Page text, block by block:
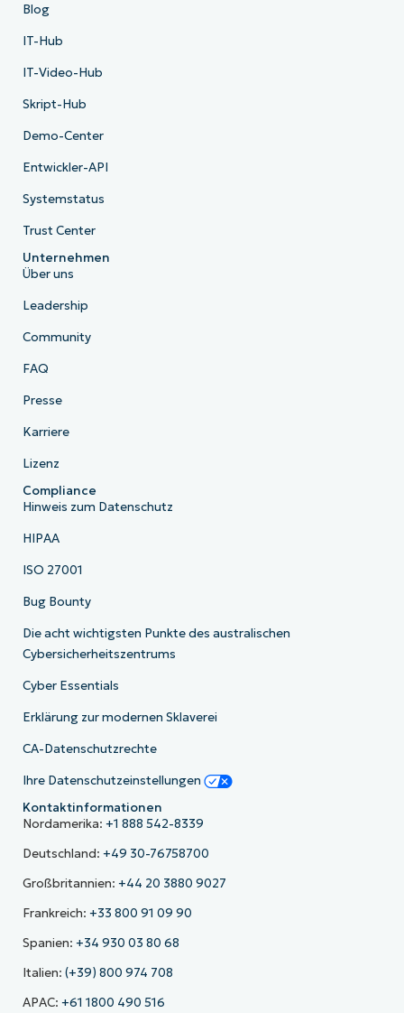
Blog
IT-Hub
IT-Video-Hub
Skript-Hub
Demo-Center
Entwickler-API
Systemstatus
Trust Center
Unternehmen
Über uns
Leadership
Community
FAQ
Presse
Karriere
Lizenz
Compliance
Hinweis zum Datenschutz
HIPAA
ISO 27001
Bug Bounty
Die acht wichtigsten Punkte des australischen
Cybersicherheitszentrums
Cyber Essentials
Erklärung zur modernen Sklaverei
CA-Datenschutzrechte
Ihre Datenschutzeinstellungen
Kontaktinformationen
Nordamerika: +1 888 542-8339
Deutschland: +49 30-76758700
Großbritannien: +44 20 3880 9027
Frankreich: +33 800 91 09 90
Spanien: +34 930 03 80 68
Italien: (+39) 800 974 708
APAC: +61 1800 490 516